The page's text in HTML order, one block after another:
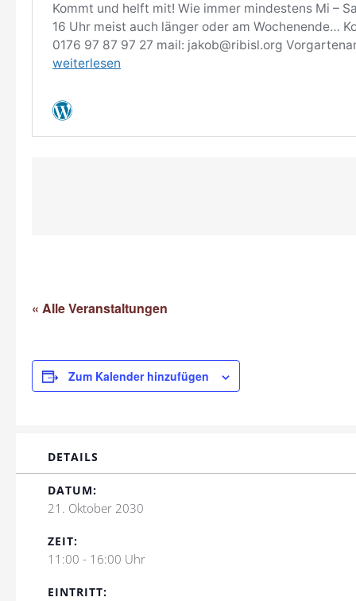
« Alle Veranstaltungen
Zum Kalender hinzufügen
DETAILS
DATUM:
21. Oktober 2030
ZEIT:
11:00 - 16:00 Uhr
EINTRITT: